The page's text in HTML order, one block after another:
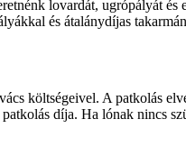
lovardát, ugrópályát
és átalánydíjas
költségeivel. A patkolás
díja. Ha lónak nincs